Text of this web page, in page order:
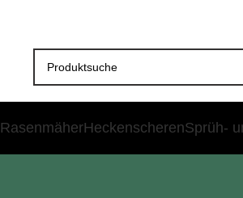
RasenmäherHeckenscherenSprüh-